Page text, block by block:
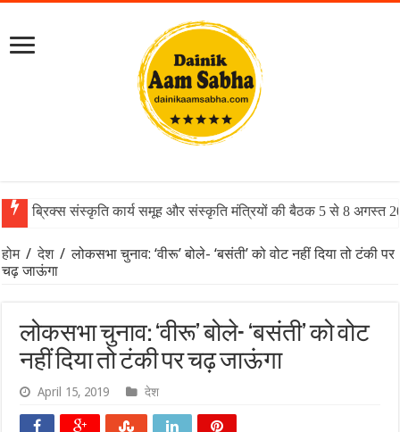
ब्रिक्स संस्कृति कार्य समूह और संस्कृति मंत्रियों की बैठक 5 से 8 अगस्त
होम / देश / लोकसभा चुनाव: ‘वीरू’ बोले- ‘बसंती’ को वोट नहीं दिया तो टंकी पर
चढ़ जाऊंगा
लोकसभा चुनाव: ‘वीरू’ बोले- ‘बसंती’ को वोट
नहीं दिया तो टंकी पर चढ़ जाऊंगा
April 15, 2019 देश